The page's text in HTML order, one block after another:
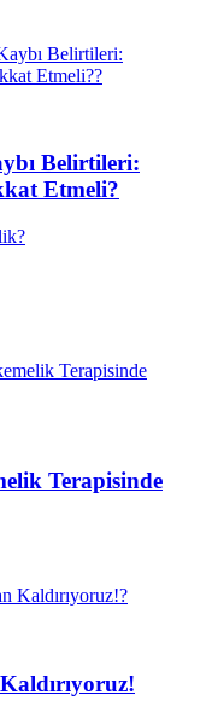
Belirtileri:
Etmeli?
Terapisinde